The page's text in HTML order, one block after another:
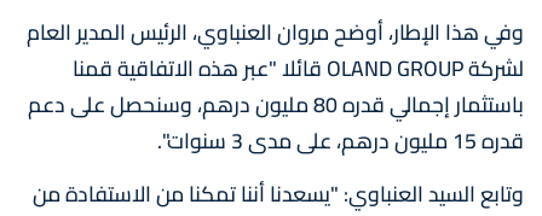
وفي هذا الإطار، أوضح مروان العنباوي، الرئيس المدير العام
لشركة OLAND GROUP قائلا "عبر هذه الاتفاقية قمنا
باستثمار إجمالي قدره 80 مليون درهم، وسنحصل على دعم
قدره 15 مليون درهم، على مدى 3 سنوات".
وتابع السيد العنباوي: "يسعدنا أننا تمكنا من الاستفادة من